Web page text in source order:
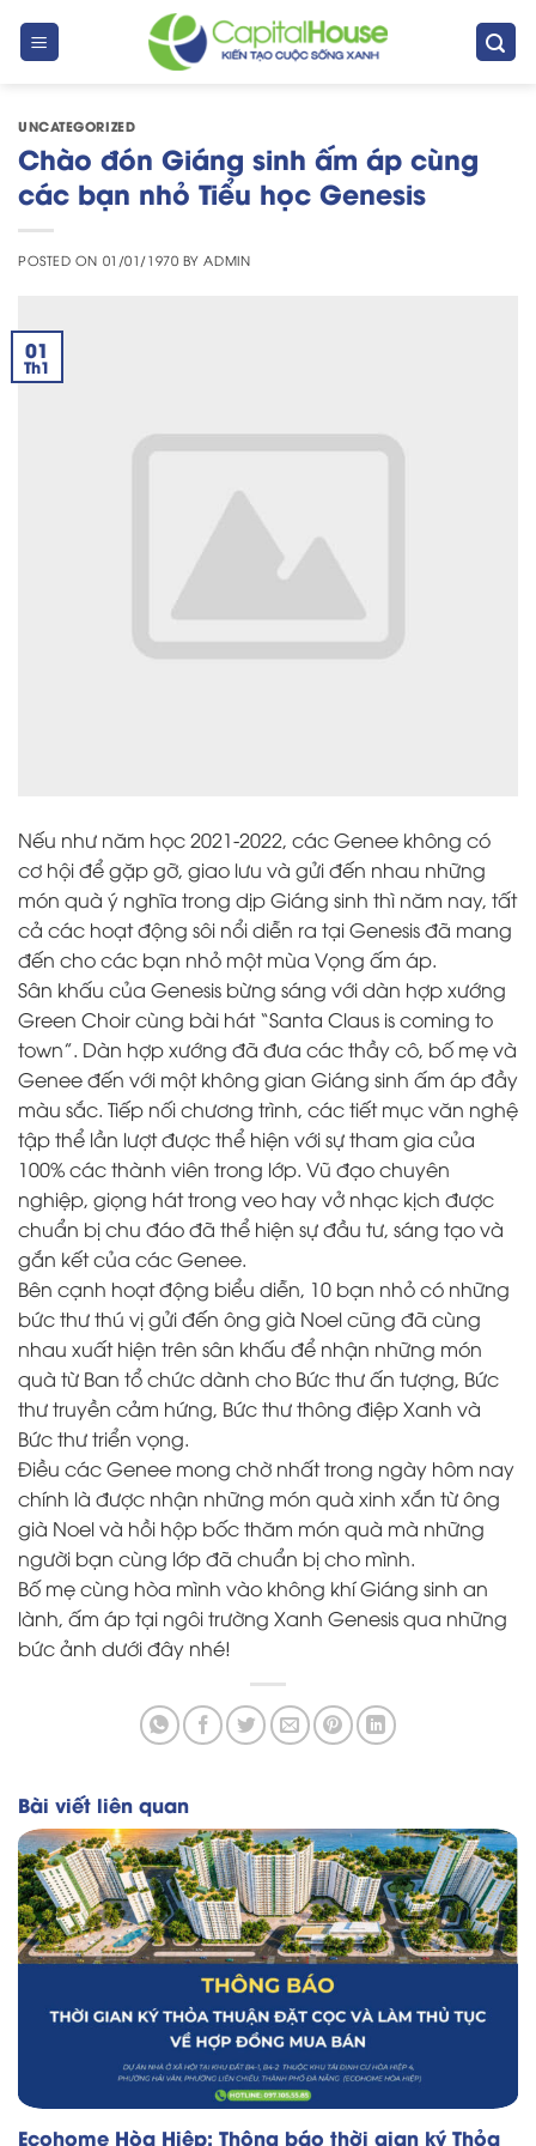
UNCATEGORIZED
Chào đón Giáng sinh ấm áp cùng
các bạn nhỏ Tiểu học Genesis
POSTED ON 01/01/1970 BY ADMIN
01
Th1
Nếu như năm học 2021-2022, các Genee không có
cơ hội để gặp gỡ, giao lưu và gửi đến nhau những
món quà ý nghĩa trong dịp Giáng sinh thì năm nay, tất
cả các hoạt động sôi nổi diễn ra tại Genesis đã mang
đến cho các bạn nhỏ một mùa Vọng ấm áp.
Sân khấu của Genesis bừng sáng với dàn hợp xướng
Green Choir cùng bài hát “Santa Claus is coming to
town”. Dàn hợp xướng đã đưa các thầy cô, bố mẹ và
Genee đến với một không gian Giáng sinh ấm áp đầy
màu sắc. Tiếp nối chương trình, các tiết mục văn nghệ
tập thể lần lượt được thể hiện với sự tham gia của
100% các thành viên trong lớp. Vũ đạo chuyên
nghiệp, giọng hát trong veo hay vở nhạc kịch được
chuẩn bị chu đáo đã thể hiện sự đầu tư, sáng tạo và
gắn kết của các Genee.
Bên cạnh hoạt động biểu diễn, 10 bạn nhỏ có những
bức thư thú vị gửi đến ông già Noel cũng đã cùng
nhau xuất hiện trên sân khấu để nhận những món
quà từ Ban tổ chức dành cho Bức thư ấn tượng, Bức
thư truyền cảm hứng, Bức thư thông điệp Xanh và
Bức thư triển vọng.
Điều các Genee mong chờ nhất trong ngày hôm nay
chính là được nhận những món quà xinh xắn từ ông
già Noel và hồi hộp bốc thăm món quà mà những
người bạn cùng lớp đã chuẩn bị cho mình.
Bố mẹ cùng hòa mình vào không khí Giáng sinh an
lành, ấm áp tại ngôi trường Xanh Genesis qua những
bức ảnh dưới đây nhé!
Bài viết liên quan
Ecohome Hòa Hiệp: Thông báo thời gian ký Thỏa